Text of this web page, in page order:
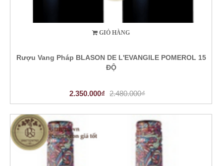
GIỎ HÀNG
Rượu Vang Pháp BLASON DE L'EVANGILE POMEROL 15
ĐỘ
2.350.000₫ 2.480.000₫